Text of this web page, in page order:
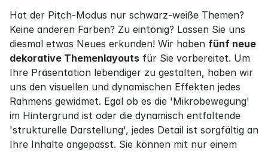
Hat der Pitch-Modus nur schwarz-weiße Themen?
Keine anderen Farben? Zu eintönig? Lassen Sie uns
diesmal etwas Neues erkunden! Wir haben fünf neue
dekorative Themenlayouts für Sie vorbereitet. Um
Ihre Präsentation lebendiger zu gestalten, haben wir
uns den visuellen und dynamischen Effekten jedes
Rahmens gewidmet. Egal ob es die 'Mikrobewegung'
im Hintergrund ist oder die dynamisch entfaltende
'strukturelle Darstellung', jedes Detail ist sorgfältig an
Ihre Inhalte angepasst. Sie können mit nur einem